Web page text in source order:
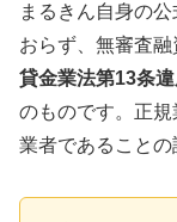
まるきん自身の
おらず、無審査
貸金業法第13条
のものです。正
業者であることの